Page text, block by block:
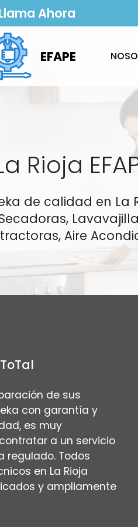
Ahora
EFAPE
Rioja
de calidad en
Aire
de sus
con garantía y
es muy
a un servicio
regulado. Todos
en La Rioja
y ampliamente